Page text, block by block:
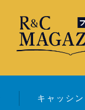
キャッシ